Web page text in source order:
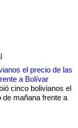
el precio de las
a Bolívar
cinco bolivianos el
mañana frente a